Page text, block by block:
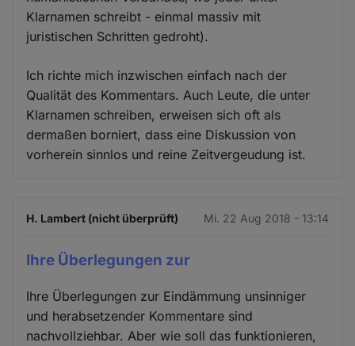
Klarnamen schreibt - einmal massiv mit
juristischen Schritten gedroht).
Ich richte mich inzwischen einfach nach der
Qualität des Kommentars. Auch Leute, die unter
Klarnamen schreiben, erweisen sich oft als
dermaßen borniert, dass eine Diskussion von
vorherein sinnlos und reine Zeitvergeudung ist.
H. Lambert (nicht überprüft) Mi. 22 Aug 2018 - 13:14
Ihre Überlegungen zur
Ihre Überlegungen zur Eindämmung unsinniger
und herabsetzender Kommentare sind
nachvollziehbar. Aber wie soll das funktionieren,